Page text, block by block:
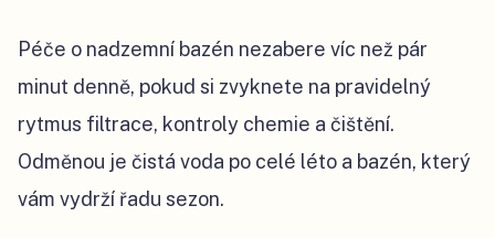
Péče o nadzemní bazén nezabere víc než pár
minut denně, pokud si zvyknete na pravidelný
rytmus filtrace, kontroly chemie a čištění.
Odměnou je čistá voda po celé léto a bazén, který
vám vydrží řadu sezon.